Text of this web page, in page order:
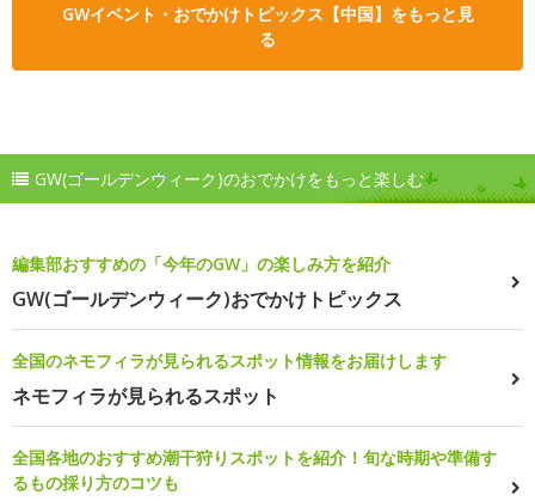
GWイベント・おでかけトピックス【中国】をもっと見
る
GW(ゴールデンウィーク)のおでかけをもっと楽しむ
編集部おすすめの「今年のGW」の楽しみ方を紹介
GW(ゴールデンウィーク)おでかけトピックス
全国のネモフィラが見られるスポット情報をお届けします
ネモフィラが見られるスポット
全国各地のおすすめ潮干狩りスポットを紹介！旬な時期や準備す
るもの採り方のコツも